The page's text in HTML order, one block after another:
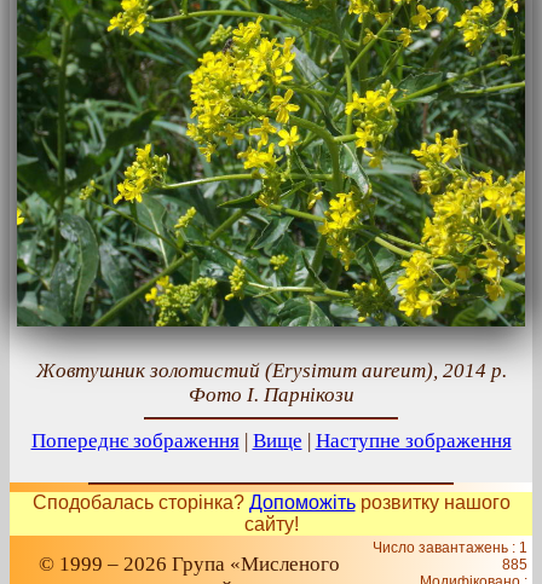
Жовтушник золотистий (Erysimum aureum), 2014 р.
Фото І. Парнікози
Попереднє зображення| Вище | Наступне зображення
Сподобалась сторінка? Допоможітьрозвитку нашого
сайту!
© 1999 – 2026 Група «Мисленого
Число завантажень : 1
885